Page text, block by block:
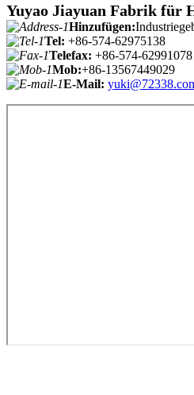
Yuyao Jiayuan Fabrik für
Hinzufügen:
Tel: +86-574-62975138
Telefax: +86-574-62991078
Mob:+86-13567449029
E-Mail: